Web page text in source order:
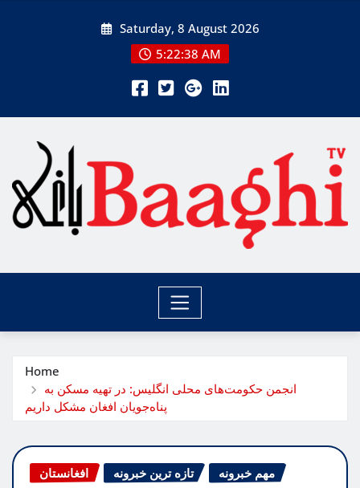
Saturday, 8 August 2026
5:22:40 AM
Home
انجمن حکومت‌های محلی انگلیس: در تهیه مسکن به
پناه‌جویان افغان مشکل داریم
افغانستان تازه ترین خبرونه مهم خبرونه